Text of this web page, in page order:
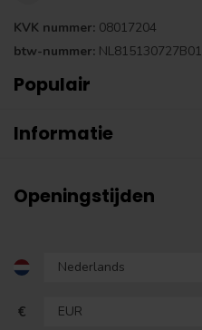
KVK nummer: 08017204
btw-nummer: NL815130727B01
Populair
Informatie
Openingstijden
€